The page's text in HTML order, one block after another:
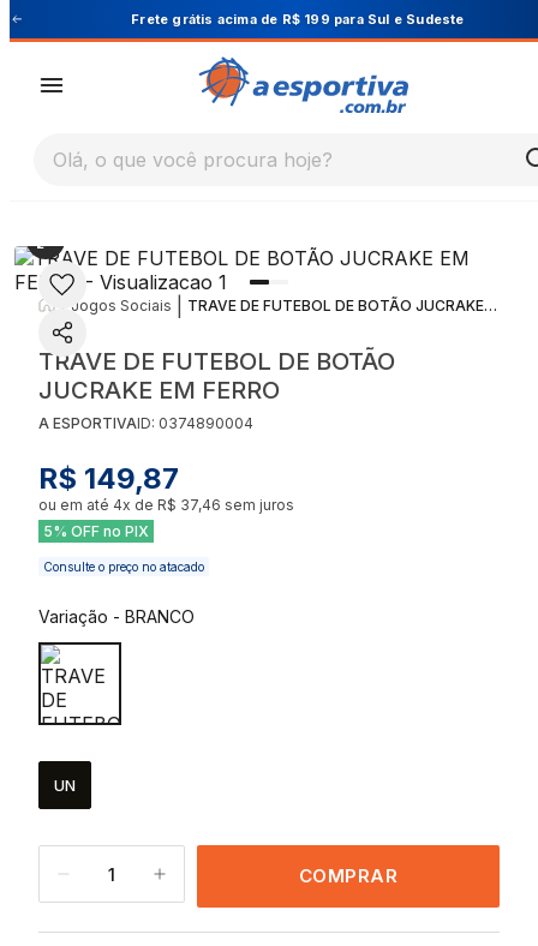
Cupom PRIMEIRA10 para 10% OFF na 1ª compra
Olá, o que você procura hoje?
Jogos Sociais TRAVE DE FUTEBOL DE BOTÃO JUCRAKE EM FERRO
TRAVE DE FUTEBOL DE BOTÃO
JUCRAKE EM FERRO
A ESPORTIVAID: 0374890004
R$ 149,87
ou em até 4x de R$ 37,46 sem juros
5% OFF no PIX
Consulte o preço no atacado
Variação - BRANCO
UN
1 COMPRAR